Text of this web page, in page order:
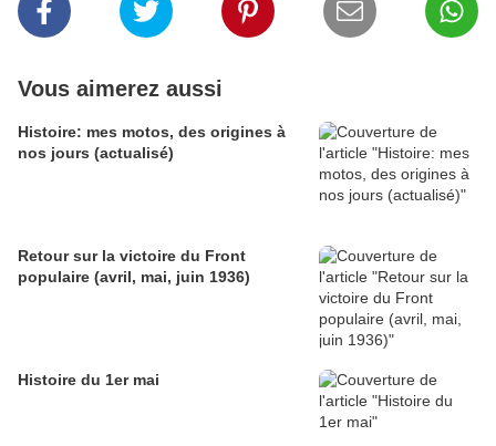
Vous aimerez aussi
Histoire: mes motos, des origines à
nos jours (actualisé)
Retour sur la victoire du Front
populaire (avril, mai, juin 1936)
Histoire du 1er mai